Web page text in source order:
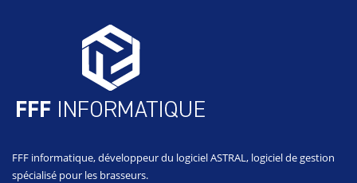
FFF informatique, développeur du logiciel ASTRAL, logiciel de gestion
spécialisé pour les brasseurs.